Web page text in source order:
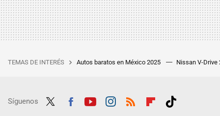
TEMAS DE INTERÉS Autos baratos en México 2025 Nissan V-Drive
Síguenos